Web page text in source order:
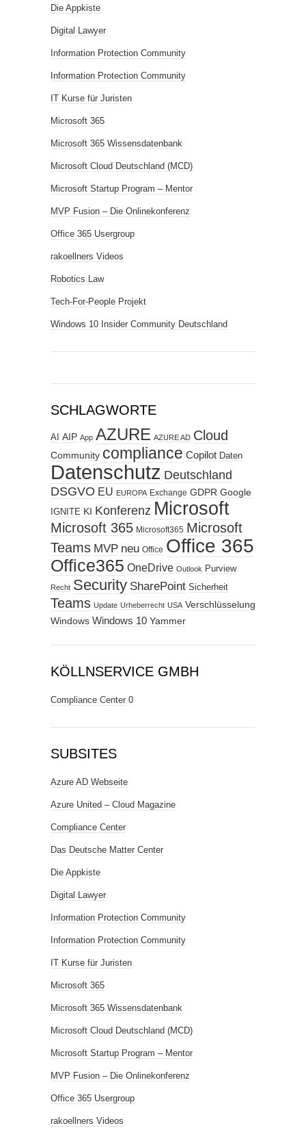
Die Appkiste
Digital Lawyer
Information Protection Community
Information Protection Community
IT Kurse für Juristen
Microsoft 365
Microsoft 365 Wissensdatenbank
Microsoft Cloud Deutschland (MCD)
Microsoft Startup Program – Mentor
MVP Fusion – Die Onlinekonferenz
Office 365 Usergroup
rakoellners Videos
Robotics Law
Tech-For-People Projekt
Windows 10 Insider Community Deutschland
SCHLAGWORTE
AI AIP App AZURE AZURE AD Cloud
Community compliance Copilot Daten
Datenschutz Deutschland
DSGVO EU EUROPA Exchange GDPR Google
IGNITE KI Konferenz Microsoft
Microsoft 365 Microsoft365 Microsoft
Teams MVP neu Office Office 365
Office365 OneDrive Outlook Purview
Recht Security SharePoint Sicherheit
Teams Update Urheberrecht USA Verschlüsselung
Windows Windows 10 Yammer
KÖLLNSERVICE GMBH
Compliance Center 0
SUBSITES
Azure AD Webseite
Azure United – Cloud Magazine
Compliance Center
Das Deutsche Matter Center
Die Appkiste
Digital Lawyer
Information Protection Community
Information Protection Community
IT Kurse für Juristen
Microsoft 365
Microsoft 365 Wissensdatenbank
Microsoft Cloud Deutschland (MCD)
Microsoft Startup Program – Mentor
MVP Fusion – Die Onlinekonferenz
Office 365 Usergroup
rakoellners Videos